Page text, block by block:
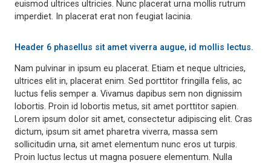
euismod ultrices ultricies. Nunc placerat urna mollis rutrum
imperdiet. In placerat erat non feugiat lacinia.
Header 6 phasellus sit amet viverra augue, id mollis lectus.
Nam pulvinar in ipsum eu placerat. Etiam et neque ultricies,
ultrices elit in, placerat enim. Sed porttitor fringilla felis, ac
luctus felis semper a. Vivamus dapibus sem non dignissim
lobortis. Proin id lobortis metus, sit amet porttitor sapien.
Lorem ipsum dolor sit amet, consectetur adipiscing elit. Cras
dictum, ipsum sit amet pharetra viverra, massa sem
sollicitudin urna, sit amet elementum nunc eros ut turpis.
Proin luctus lectus ut magna posuere elementum. Nulla